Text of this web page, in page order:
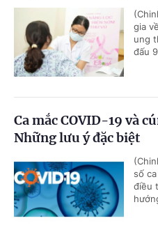
gia
ung
đấu
Ca mắc COVID-19 và
Những lưu ý đặc biệt
số
điều